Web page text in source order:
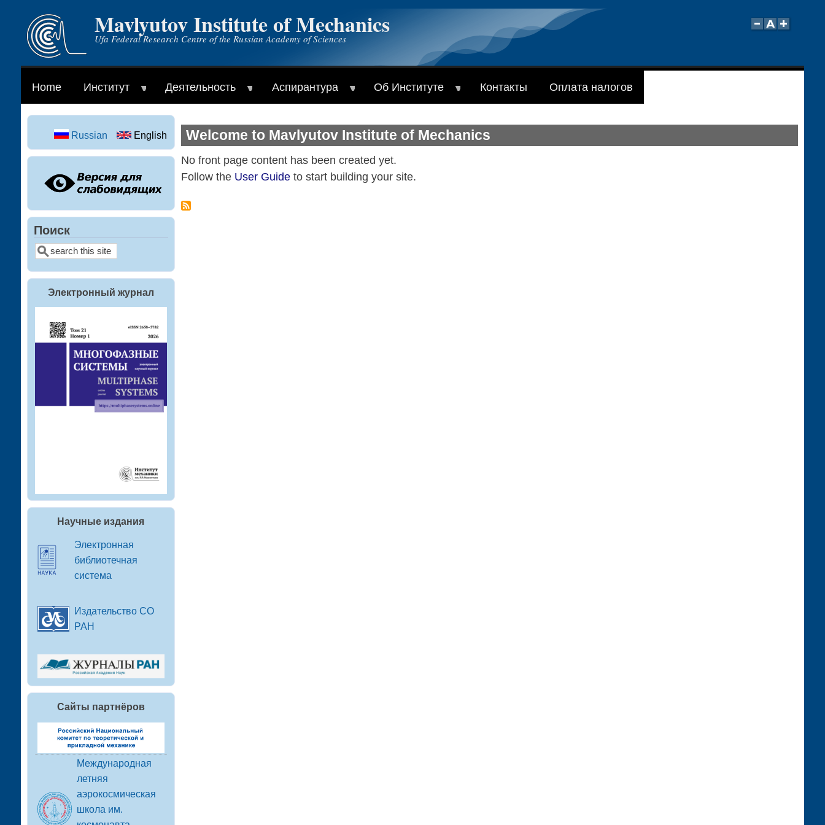
content
Mavlyutov Institute of Mechanics
Ufa Federal Research Centre of the Russian Academy of Sciences
Home Институт Деятельность Аспирантура Об Институте Контакты Оплата налогов
Welcome to Mavlyutov Institute of Mechanics
No front page content has been created yet.
Follow the User Guideto start building your site.
Russian English
Поиск
Search
Электронный журнал
Научные издания
Электронная
библиотечная
система
Издательство СО
РАН
Сайты партнёров
Международная
летняя
аэрокосмическая
школа им.